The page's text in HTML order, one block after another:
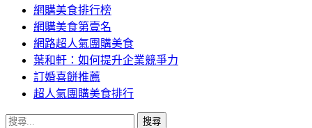
網購美食排行榜
網購美食第壹名
網路超人氣團購美食
葉和軒：如何提升企業競爭力
訂婚喜餅推薦
超人氣團購美食排行
搜